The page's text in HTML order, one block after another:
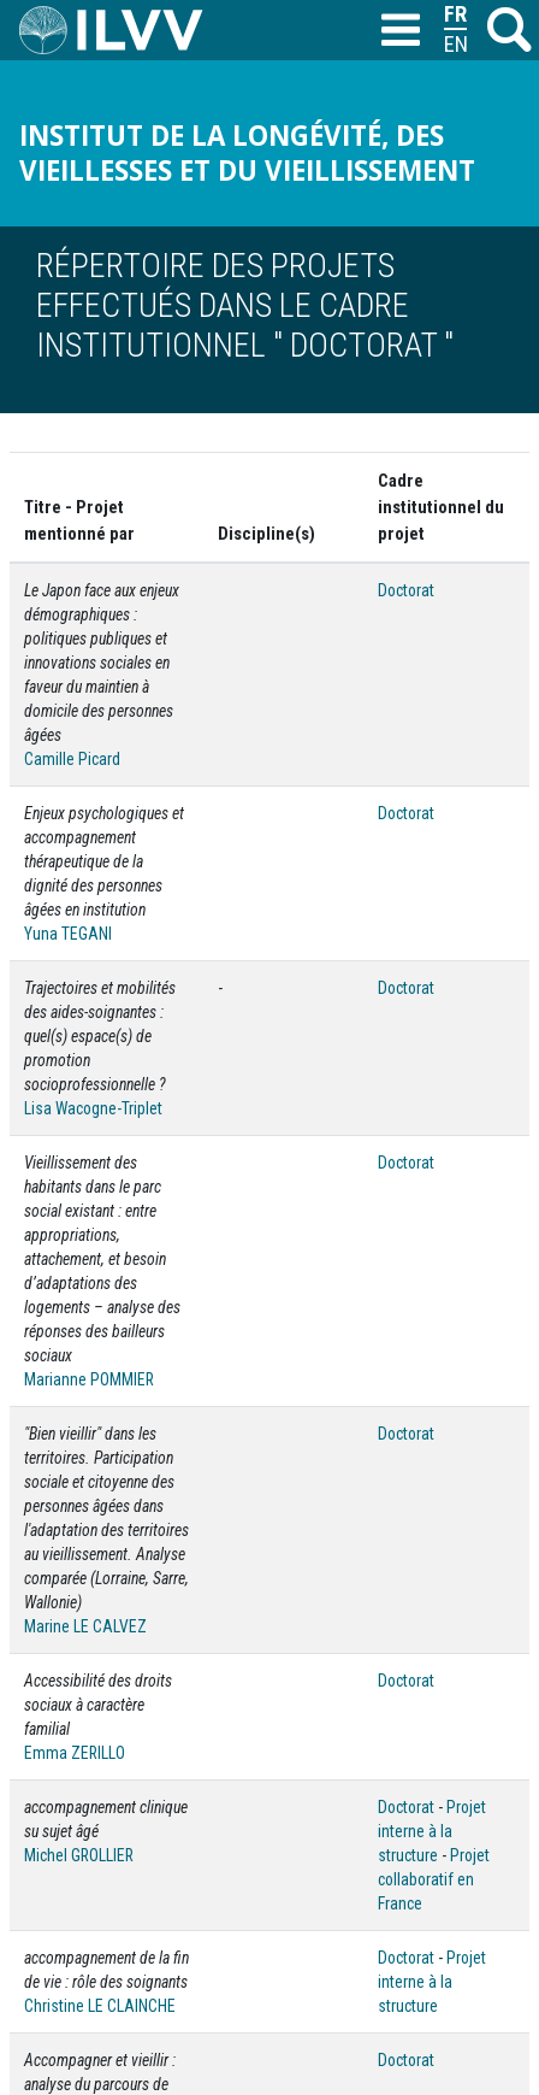
Aller
au
M
INSTITUT DE LA LONGÉVITÉ, DES
VIEILLESSES ET DU VIEILLISSEMENT
T
RÉPERTOIRE DES PROJETS
EFFECTUÉS DANS LE CADRE
INSTITUTIONNEL " DOCTORAT "
Titre - Projet
mentionné par
Discipline(s)
Cadre
institutionnel du
projet
Le Japon face aux enjeux
démographiques :
politiques publiques et
innovations sociales en
faveur du maintien à
domicile des personnes
âgées
Camille Picard
Doctorat
Enjeux psychologiques et
accompagnement
thérapeutique de la
dignité des personnes
âgées en institution
Yuna TEGANI
Doctorat
Trajectoires et mobilités
des aides-soignantes :
quel(s) espace(s) de
promotion
socioprofessionnelle ?
Lisa Wacogne-Triplet
- Doctorat
Vieillissement des
habitants dans le parc
social existant : entre
appropriations,
attachement, et besoin
d’adaptations des
logements – analyse des
réponses des bailleurs
sociaux
Marianne POMMIER
Doctorat
"Bien vieillir" dans les
territoires. Participation
sociale et citoyenne des
personnes âgées dans
l'adaptation des territoires
au vieillissement. Analyse
comparée (Lorraine, Sarre,
Wallonie)
Marine LE CALVEZ
Doctorat
Accessibilité des droits
sociaux à caractère
familial
Emma ZERILLO
Doctorat
accompagnement clinique
su sujet âgé
Michel GROLLIER
Doctorat - Projet
interne à la
structure - Projet
collaboratif en
France
accompagnement de la fin
de vie : rôle des soignants
Christine LE CLAINCHE
Doctorat - Projet
interne à la
structure
Accompagner et vieillir :
analyse du parcours de
Doctorat
FRANÇAIS
ENGLISH